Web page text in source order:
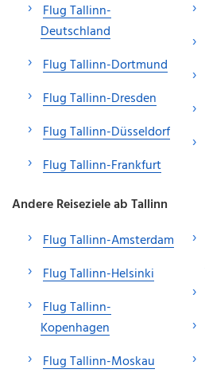
Flug Tallinn-
Deutschland
Flug Tallinn-Dortmund
Flug Tallinn-Dresden
Flug Tallinn-Düsseldorf
Flug Tallinn-Frankfurt
Andere Reiseziele ab Tallinn
Flug Tallinn-Amsterdam
Flug Tallinn-Helsinki
Flug Tallinn-
Kopenhagen
Flug Tallinn-Moskau